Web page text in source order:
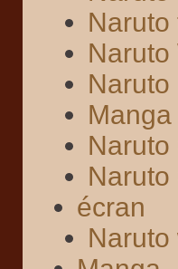
Naruto
Naruto
Naruto
Naruto
Naruto
écran
Naruto